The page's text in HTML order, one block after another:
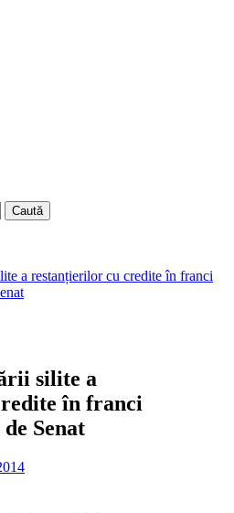
a restanțierilor cu credite în franci
silite a
în franci
Senat